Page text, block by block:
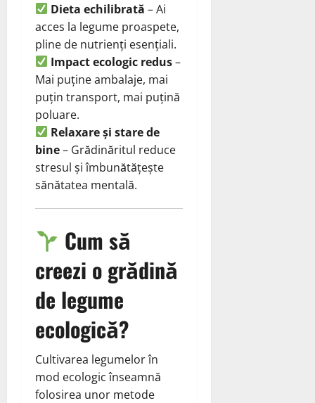
Dieta echilibrată – Ai
acces la legume proaspete,
pline de nutrienți esențiali.
Impact ecologic redus–
Mai puține ambalaje, mai
puțin transport, mai puțină
poluare.
Relaxare și stare de
bine– Grădinăritul reduce
stresul și îmbunătățește
sănătatea mentală.
Cum să
creezi o grădină
de legume
ecologică?
Cultivarea legumelor în
mod ecologic înseamnă
folosirea unor metode